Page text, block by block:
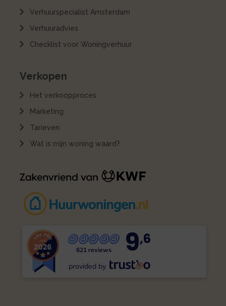
Verhuurspecialist Amsterdam
Verhuuradvies
Checklist voor Woningverhuur
Verkopen
Het verkoopproces
Marketing
Tarieven
Wat is mijn woning waard?
621 reviews 9,6
provided by